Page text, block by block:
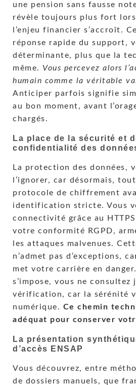
une pension sans fausse
révèle toujours plus fort
l’enjeu financier s’accroît.
réponse rapide du support,
déterminante, plus que la
même. Vous percevez alors
humain comme la véritable
Anticiper parfois signifie
au bon moment, avant
chargés.
La place de la sécurité et
confidentialité des
La protection des données,
l’ignorer, car désormais,
protocole de chiffrement
identification stricte. Vous
connectivité grâce au
votre conformité RGPD,
les attaques malvenues.
n’admet pas d’exceptions,
met votre carrière en danger.
s’impose, vous ne consultez
vérification, car la sérénité
numérique. Ce chemin
adéquat pour conserver
La présentation
d’accès ENSAP
Vous découvrez, entre
de dossiers manuels, que